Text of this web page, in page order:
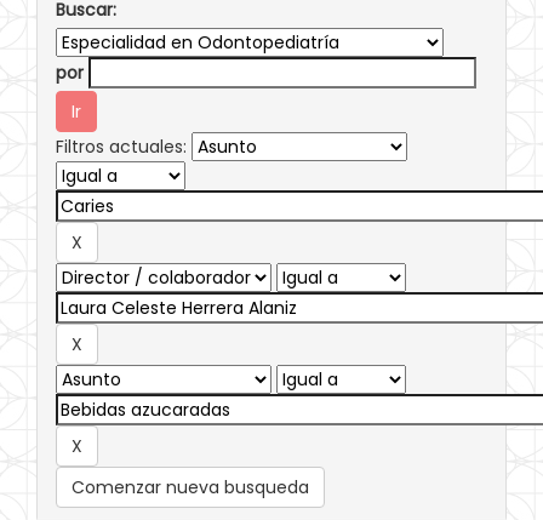
Buscar:
por
Filtros actuales:
Comenzar nueva busqueda